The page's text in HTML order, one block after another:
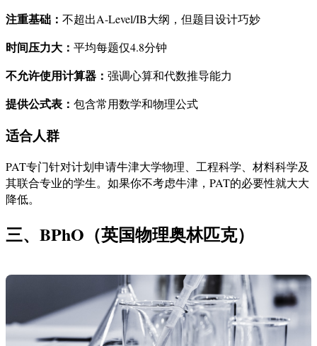
注重基础： 不超出A-Level/IB大纲，但题目设计巧妙
时间压力大： 平均每题仅4.8分钟
不允许使用计算器： 强调心算和代数推导能力
提供公式表： 包含常用数学和物理公式
适合人群
PAT专门针对计划申请牛津大学物理、工程科学、材料科学及
其联合专业的学生。如果你不考虑牛津，PAT的必要性就大大
降低。
三、BPhO（英国物理奥林匹克）